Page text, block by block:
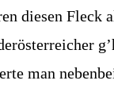
diesen Fleck
man